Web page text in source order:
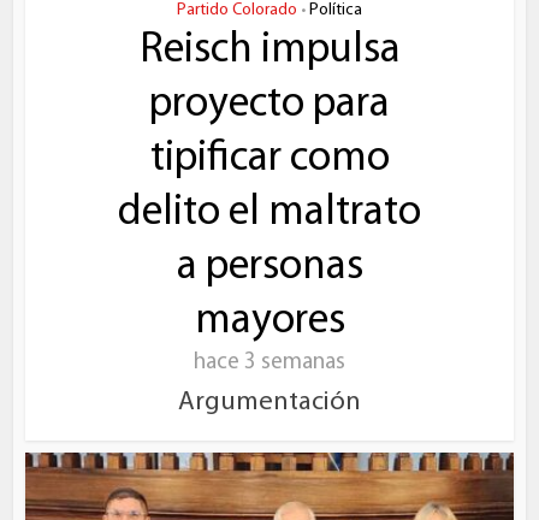
Partido Colorado • Política
Reisch impulsa
proyecto para
tipificar como
delito el maltrato
a personas
mayores
hace 3 semanas
Argumentación